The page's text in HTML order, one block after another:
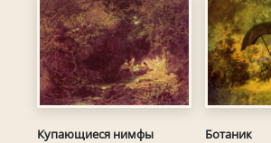
Купающиеся нимфы Ботаник